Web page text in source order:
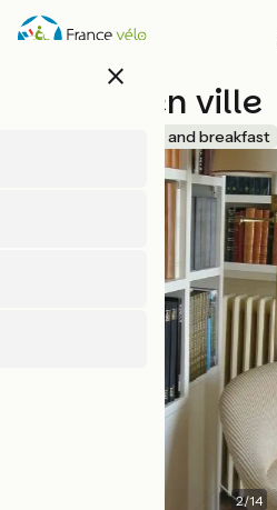
Direkt
zum
close
Jardins en ville
Bed and breakfast
2/14